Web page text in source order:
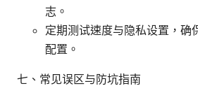
志。
定期测试速度与隐私设置，确
配置。
七、常见误区与防坑指南